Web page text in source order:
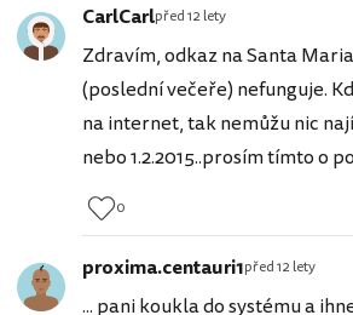
CarlCarlpřed 12 lety
Zdravím, odkaz na Santa
(poslední večeře) nefunguje.
na internet, tak nemůžu nic
nebo 1.2.2015..prosím tímto o
0
proxima.centauri1před 12 lety
... pani koukla do systému a